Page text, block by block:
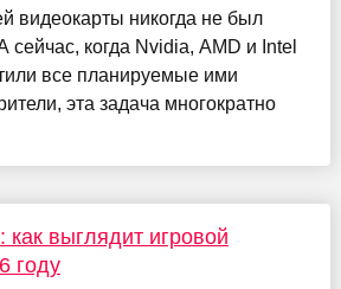
видеокарты никогда не был
сейчас, когда Nvidia, AMD и Intel
все планируемые ими
эта задача многократно
как выглядит игровой
году